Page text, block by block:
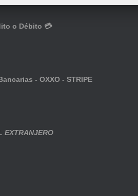
o Débito 💳
- OXXO - STRIPE
EXTRANJERO